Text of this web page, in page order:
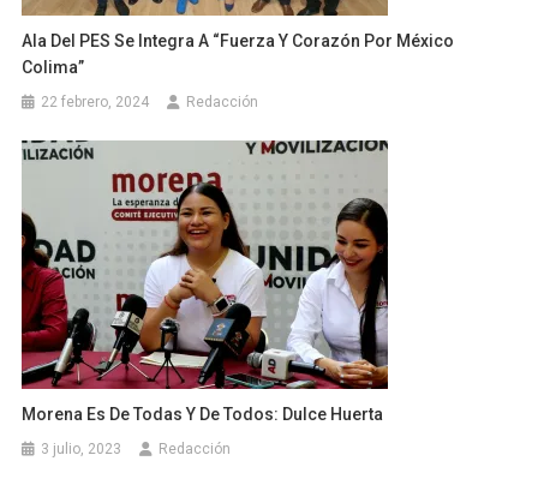
Ala Del PES Se Integra A “Fuerza Y Corazón Por México
Colima”
22 febrero, 2024 Redacción
Morena Es De Todas Y De Todos: Dulce Huerta
3 julio, 2023 Redacción